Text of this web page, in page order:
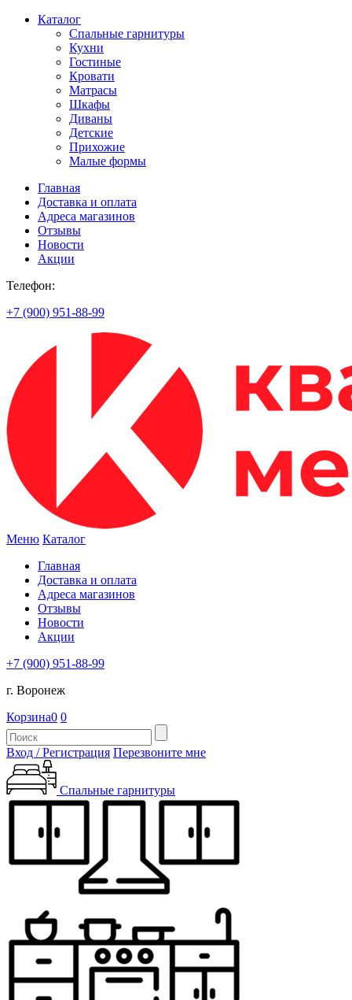
Каталог
Спальные гарнитуры
Кухни
Гостиные
Кровати
Матрасы
Шкафы
Диваны
Детские
Прихожие
Малые формы
Главная
Доставка и оплата
Адреса магазинов
Отзывы
Новости
Акции
Телефон:
+7 (900) 951-88-99
Меню Каталог
Главная
Доставка и оплата
Адреса магазинов
Отзывы
Новости
Акции
+7 (900) 951-88-99
г. Воронеж
Корзина0 0
Вход / Регистрация Перезвоните мне
Спальные гарнитуры